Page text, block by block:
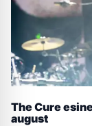
The Cure
august